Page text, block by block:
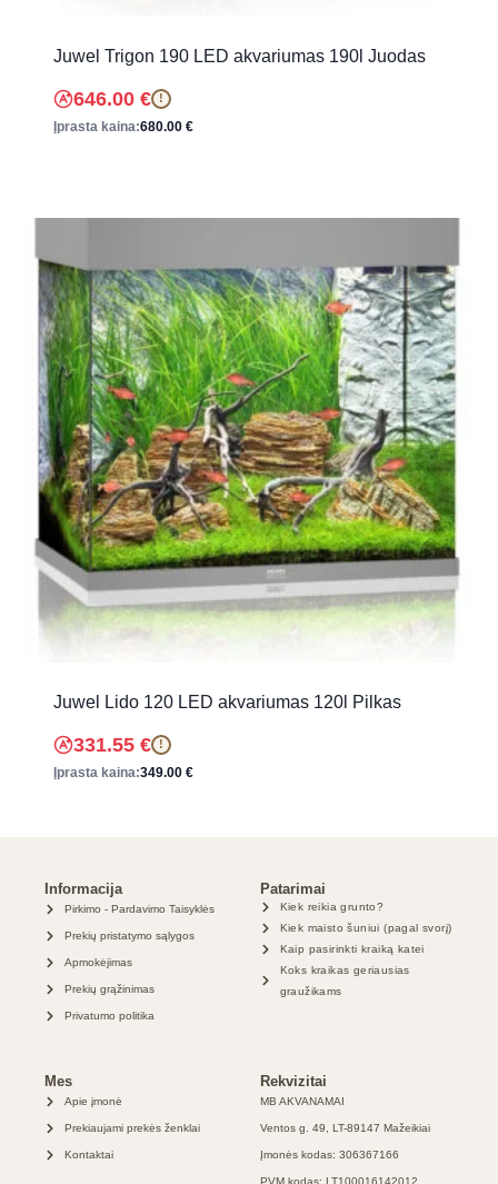
Juwel Trigon 190 LED akvariumas 190l Juodas
646.00 € !
Įprasta kaina:680.00 €
Juwel Lido 120 LED akvariumas 120l Pilkas
331.55 € !
Įprasta kaina:349.00 €
Informacija
Pirkimo - Pardavimo Taisyklės
Prekių pristatymo sąlygos
Apmokėjimas
Prekių grąžinimas
Privatumo politika
Patarimai
Kiek reikia grunto?
Kiek maisto šuniui (pagal svorį)
Kaip pasirinkti kraiką katei
Koks kraikas geriausias
graužikams
Mes
Apie įmonė
Prekiaujami prekės ženklai
Kontaktai
Rekvizitai
MB AKVANAMAI
Ventos g. 49, LT-89147 Mažeikiai
Įmonės kodas: 306367166
PVM kodas: LT100016142012